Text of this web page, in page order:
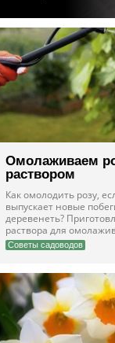
Омолаживаем
раствором
Как омолодить розу,
выпускает новые
деревенеть?
раствора для
Советы садоводов